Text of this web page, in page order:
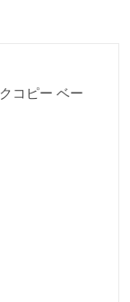
コピー ベー